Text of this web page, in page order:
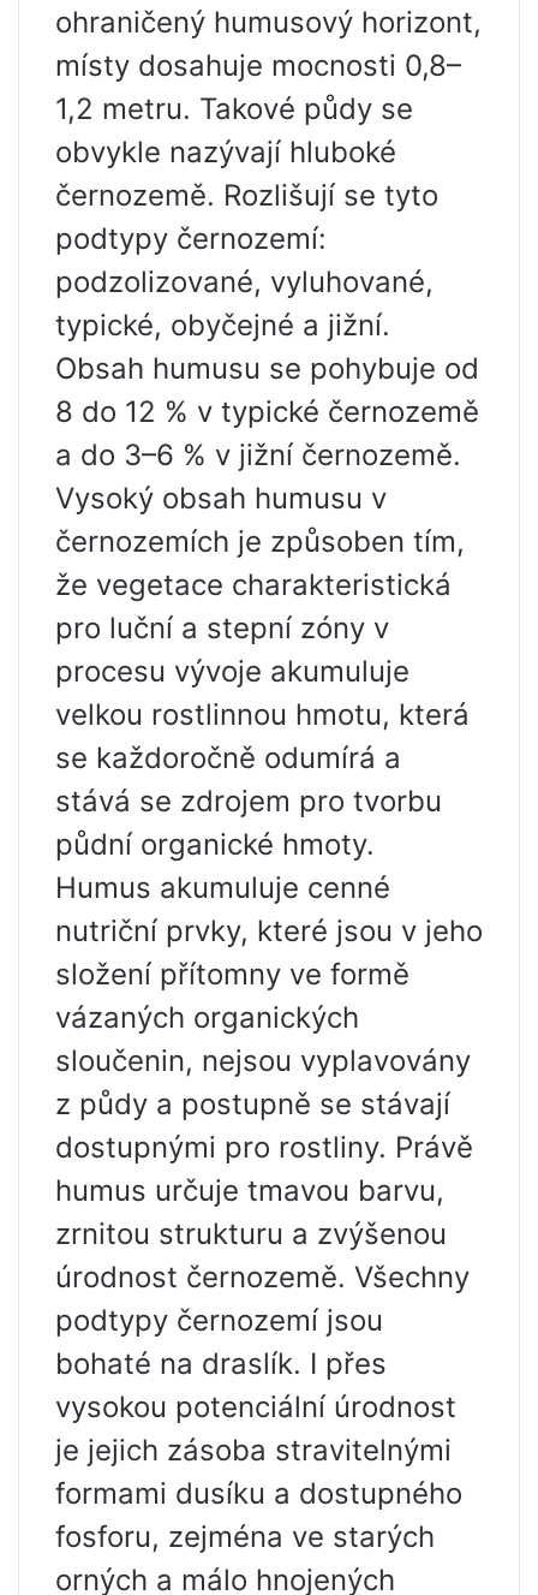
ohraničený humusový horizont,
místy dosahuje mocnosti 0,8–
1,2 metru. Takové půdy se
obvykle nazývají hluboké
černozemě. Rozlišují se tyto
podtypy černozemí:
podzolizované, vyluhované,
typické, obyčejné a jižní.
Obsah humusu se pohybuje od
8 do 12 % v typické černozemě
a do 3–6 % v jižní černozemě.
Vysoký obsah humusu v
černozemích je způsoben tím,
že vegetace charakteristická
pro luční a stepní zóny v
procesu vývoje akumuluje
velkou rostlinnou hmotu, která
se každoročně odumírá a
stává se zdrojem pro tvorbu
půdní organické hmoty.
Humus akumuluje cenné
nutriční prvky, které jsou v jeho
složení přítomny ve formě
vázaných organických
sloučenin, nejsou vyplavovány
z půdy a postupně se stávají
dostupnými pro rostliny. Právě
humus určuje tmavou barvu,
zrnitou strukturu a zvýšenou
úrodnost černozemě. Všechny
podtypy černozemí jsou
bohaté na draslík. I přes
vysokou potenciální úrodnost
je jejich zásoba stravitelnými
formami dusíku a dostupného
fosforu, zejména ve starých
orných a málo hnojených